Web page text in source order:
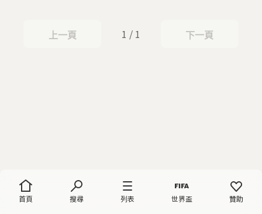
首頁 搜尋 列表 世界盃 贊助
上一頁
上一頁 1 / 1 下一頁
下一頁